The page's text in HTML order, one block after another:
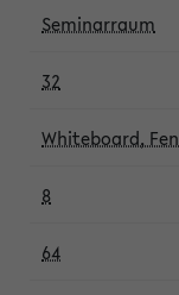
Seminarraum
32
Whiteboard,
8
64